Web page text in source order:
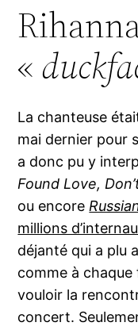
«
La chanteuse
mai dernier pour
a donc pu y
Found Love,
ou encore
millions
déjanté qui a plu
comme à
vouloir la
concert.